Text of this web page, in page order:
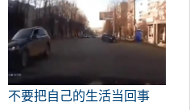
车。
不要把自己的生活当回事